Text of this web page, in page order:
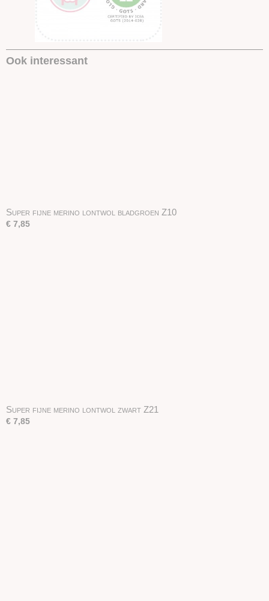
Ook interessant
Super fijne merino lontwol bladgroen Z10
€ 7,85
Super fijne merino lontwol zwart Z21
€ 7,85